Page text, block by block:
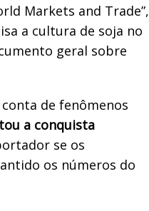
Markets and Trade”,
a cultura de soja no
geral sobre
de fenômenos
a conquista
se os
os números do